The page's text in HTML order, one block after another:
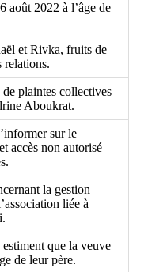
août 2022 à l’âge de
et Rivka, fruits de
relations.
de plaintes collectives
Aboukrat.
sur le
accès non autorisé
la gestion
liée à
que la veuve
de leur père.